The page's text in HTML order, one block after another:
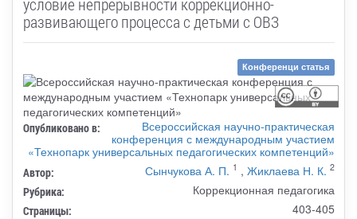
развивающего процесса с детьми с ОВЗ
Конференци статья
Опубликовано в:
Всероссийская научно-практическая
конференция с международным участием
«Технопарк универсальных педагогических компетенций»
Автор: Сынчукова А. П. 1 , Жиклаева Н. К. 2
Рубрика: Коррекционная педагогика
Страницы: 403-405